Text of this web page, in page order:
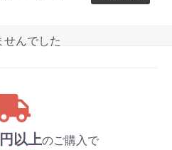
以上のご購入で
せんでした